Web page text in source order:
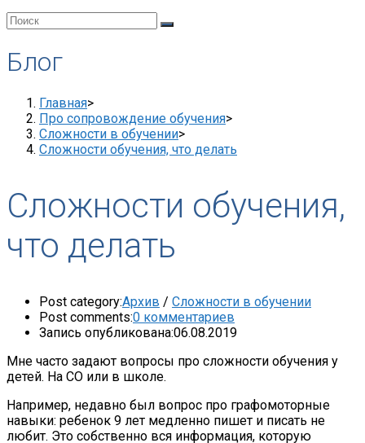
Блог
Главная>
Про сопровождение обучения>
Сложности в обучении>
Сложности обучения, что делать
Сложности обучения,
что делать
Post category:Архив / Сложности в обучении
Post comments:0 комментариев
Запись опубликована:06.08.2019
Мне часто задают вопросы про сложности обучения у
детей. На СО или в школе.
Например, недавно был вопрос про графомоторные
навыки: ребенок 9 лет медленно пишет и писать не
любит. Это собственно вся информация, которую